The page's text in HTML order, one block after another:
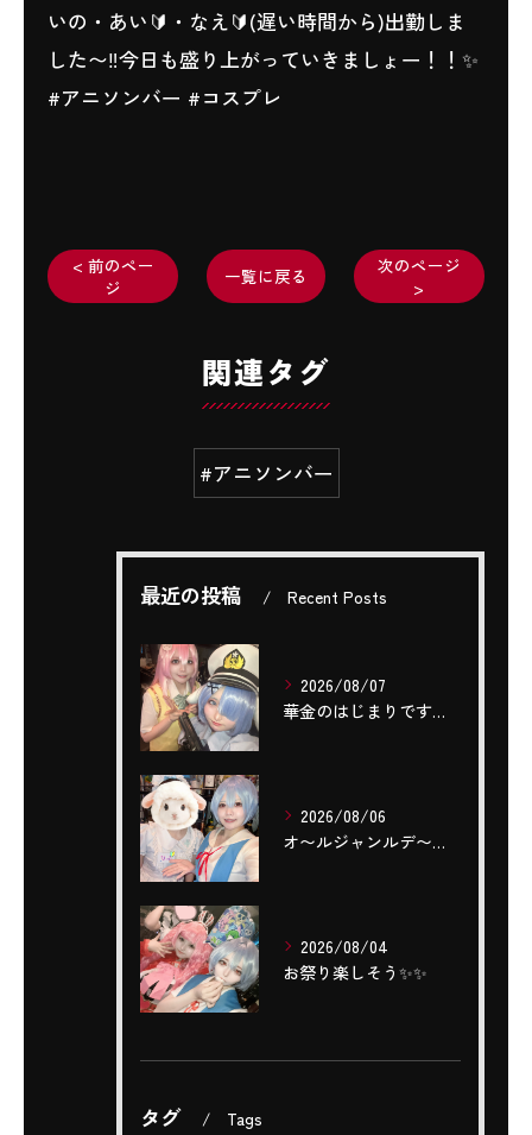
いの・あい🔰・なえ🔰(遅い時間から)出勤しま
した〜‼️今日も盛り上がっていきましょー！！✨
#アニソンバー #コスプレ
< 前のペー
ジ
一覧に戻る
次のページ
>
関連タグ
#アニソンバー
最近の投稿 Recent Posts
2026/08/07
華金のはじまりですね(,,- -,,)❤️‍🔥❤️‍🔥❤️‍...
2026/08/06
‎オ〜ルジャンルデ〜〜🎤٩(ˊОˋ*)🎶
2026/08/04
お祭り楽しそう✨️✨️
タグ Tags